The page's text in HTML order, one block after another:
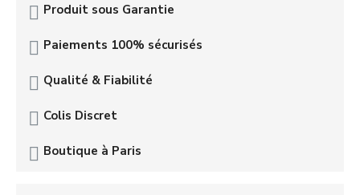
Produit sous Garantie
Paiements 100% sécurisés
Qualité & Fiabilité
Colis Discret
Boutique à Paris